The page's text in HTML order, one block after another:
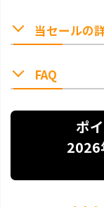
当セールの
FAQ
ポ
2026